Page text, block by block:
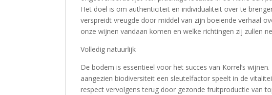
Het doel is om authenticiteit en individualiteit over te
verspreidt vreugde door middel van zijn boeiende verhaal
onze wijnen vandaan komen en welke richtingen zij zullen
Volledig natuurlijk
De bodem is essentieel voor het succes van Korrel’s
aangezien biodiversiteit een sleutelfactor speelt in de
respect vervolgens terug door gezonde fruitproductie van